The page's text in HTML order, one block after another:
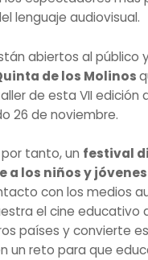
lenguaje audiovisual.
abiertos al público
de los Molinos
de esta VII edición
26 de noviembre.
por tanto, un festival
a los niños y jóvenes
con los medios
el cine educativo
países y convierte
un reto para que